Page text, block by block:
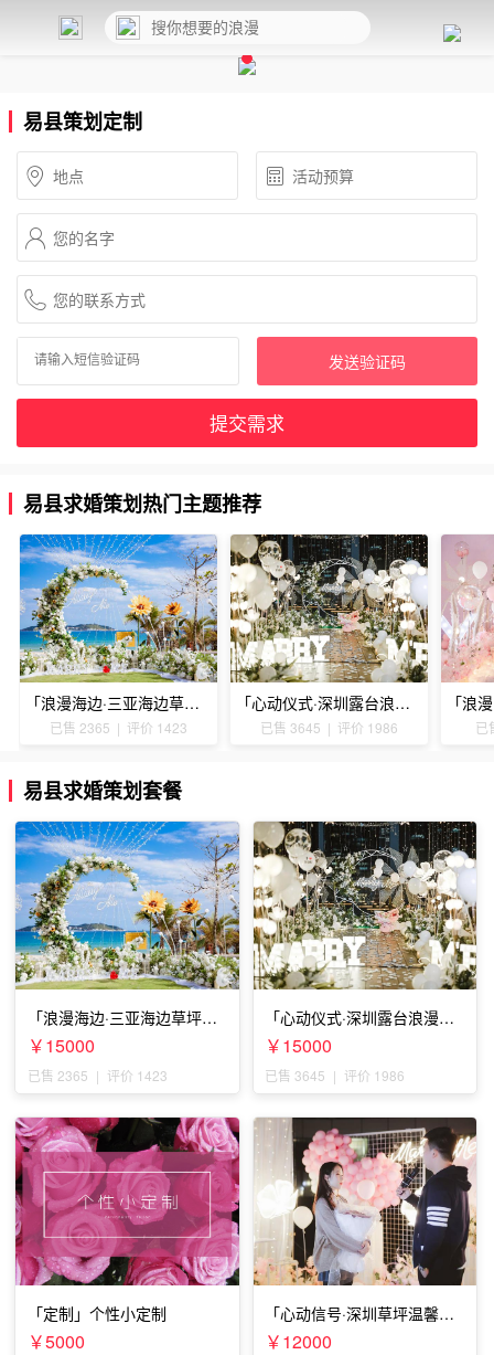
易县策划定制
发送验证码
提交需求
易县求婚策划热门主题推荐
「浪漫海边·三亚海边草坪浪漫求婚」
已售 2365 | 评价 1423
「心动仪式·深圳露台浪漫求婚」
已售 3645 | 评价 1986 已
易县求婚策划套餐
「浪漫海边·三亚海边草坪浪
漫求婚」
￥15000
已售 2365 | 评价 1423
「心动仪式·深圳露台浪漫求
婚」
￥15000
已售 3645 | 评价 1986
「定制」个性小定制
￥5000
「心动信号·深圳草坪温馨求
婚」
￥12000